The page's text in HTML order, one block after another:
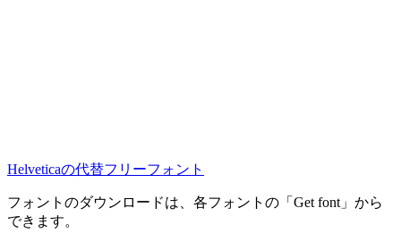
Helveticaの代替フリーフォント
フォントのダウンロードは、各フォントの「Get font」から
できます。